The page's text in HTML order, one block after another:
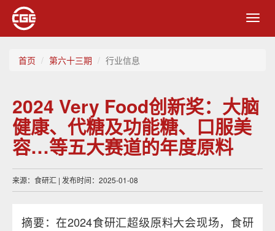
首页 第六十三期 行业信息
2024 Very Food创新奖：大脑
健康、代糖及功能糖、口服美
容…等五大赛道的年度原料
来源：食研汇 | 发布时间：2025-01-08
摘要：在2024食研汇超级原料大会现场，食研